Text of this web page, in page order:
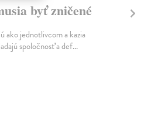
byť zničené
ako jednotlivcom a kazia
spoločnosť a def...